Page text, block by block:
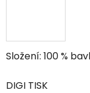
Složení: 100 %
DIGI TISK